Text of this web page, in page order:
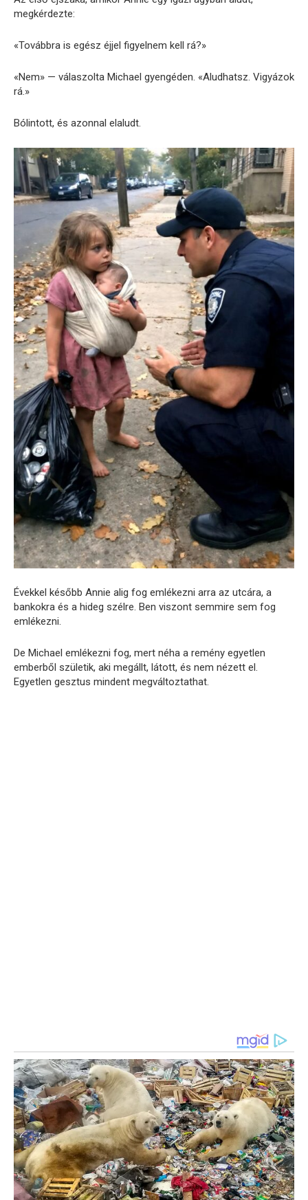
megkérdezte:
«Továbbra is egész éjjel figyelnem kell rá?»
«Nem» — válaszolta Michael gyengéden. «Aludhatsz. Vigyázok
rá.»
Bólintott, és azonnal elaludt.
Évekkel később Annie alig fog emlékezni arra az utcára, a
bankokra és a hideg szélre. Ben viszont semmire sem fog
emlékezni.
De Michael emlékezni fog, mert néha a remény egyetlen
emberből születik, aki megállt, látott, és nem nézett el.
Egyetlen gesztus mindent megváltoztathat.